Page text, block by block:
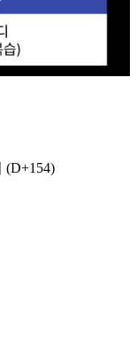
(D+154)